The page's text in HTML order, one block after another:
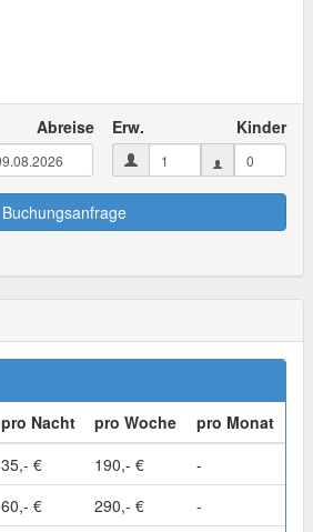
Abreise Erw. Kinder
Buchungsanfrage
pro Nacht pro Woche
pro Monat
35,- € 190,- €
-
60,- € 290,- €
-